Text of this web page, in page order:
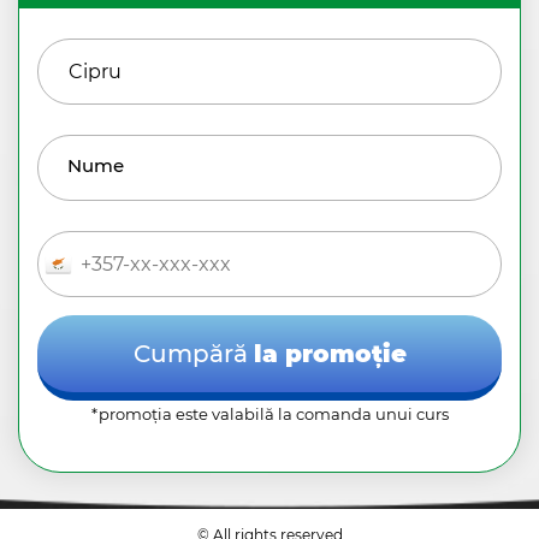
Nume
Cumpără la promoție
*promoția este valabilă la comanda unui curs
© All rights reserved